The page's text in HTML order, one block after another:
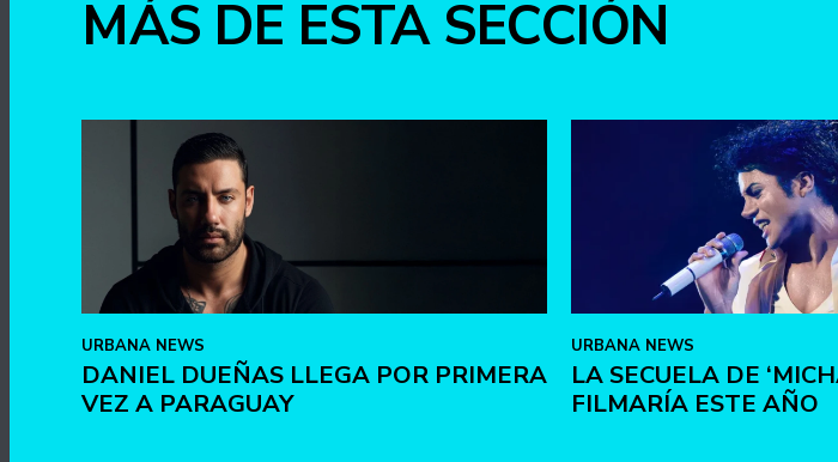
MÁS DE ESTA SECCIÓN
URBANA NEWS
DANIEL DUEÑAS LLEGA POR PRIMERA
VEZ A PARAGUAY
URBANA NEWS
LA SECUELA DE
FILMARÍA ESTE AÑO